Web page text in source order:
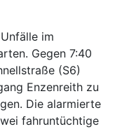
im
Gegen 7:40
(S6)
Enzenreith zu
Die alarmierte
fahruntüchtige